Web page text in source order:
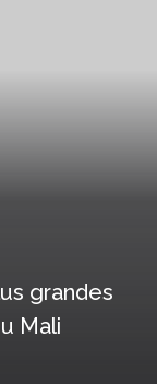
grandes
Mali